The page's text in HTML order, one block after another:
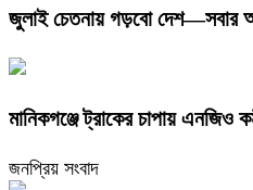
জুলাই চেতনায় গড়বো দেশ—সবার
মানিকগঞ্জে ট্রাকের চাপায় এনজিও
জনপ্রিয় সংবাদ